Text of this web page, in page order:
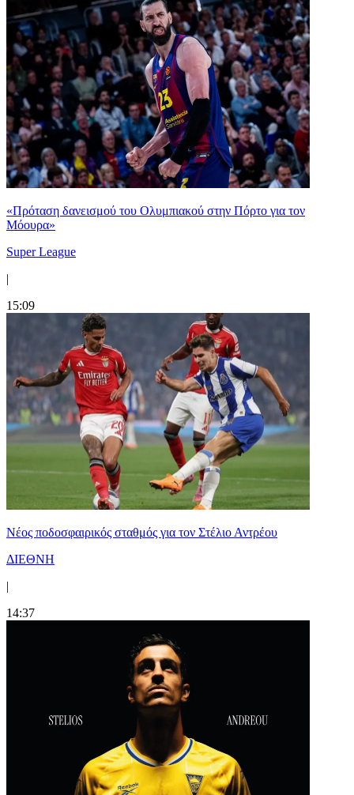
«Πρόταση δανεισμού του Ολυμπιακού στην Πόρτο για τον
Μόουρα»
Super League
|
15:09
Νέος ποδοσφαιρικός σταθμός για τον Στέλιο Αντρέου
ΔΙΕΘΝΗ
|
14:37